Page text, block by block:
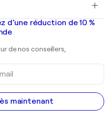
réduction de 10 %
de nos conseillers,
maintenant